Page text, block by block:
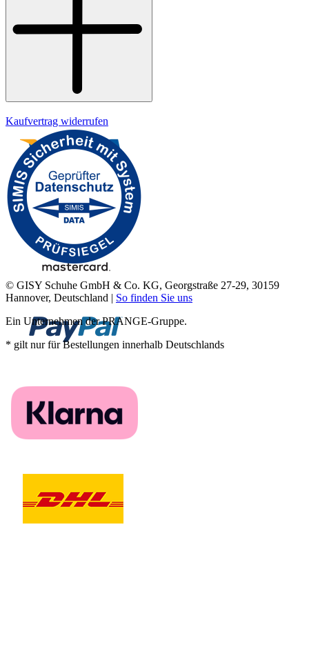
Kaufvertrag widerrufen
© GISY Schuhe GmbH & Co. KG, Georgstraße 27-29, 30159
Hannover, Deutschland | So finden Sie uns
Ein Unternehmen der PRANGE-Gruppe.
* gilt nur für Bestellungen innerhalb Deutschlands